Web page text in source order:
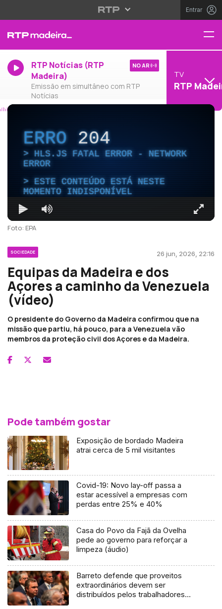
Entrar
RTP Notícias (RTP
Madeira)
Emissão em simultâneo com RTP
Notícias
NO AR
TV
RTP
ERRO204
HLS.JS FATAL ERROR - NETWORK
ERROR
ESTE CONTEÚDO ESTÁ NESTE
MOMENTO INDISPONÍVEL
Foto: EPA
SOCIEDADE 26 jun, 2026, 22:16
Equipas da Madeira e dos
Açores a caminho da Venezuela
(vídeo)
O presidente do Governo da Madeira confirmou que na
missão que partiu, há pouco, para a Venezuela vão
membros da proteção civil dos Açores e da Madeira.
Pode também gostar
Exposição de bordado Madeira
atrai cerca de 5 mil visitantes
Covid-19: Novo lay-off passa a
estar acessível a empresas com
perdas entre 25% e 40%
Casa do Povo da Fajã da Ovelha
pede ao governo para reforçar a
limpeza (áudio)
Barreto defende que proveitos
extraordinários devem ser
distribuídos pelos trabalhadores